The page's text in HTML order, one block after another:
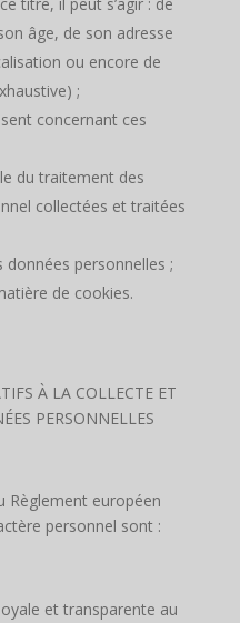
âge, de son adresse
ou encore de
;
concernant ces
du traitement des
collectées et traitées
données personnelles ;
de cookies.
À LA COLLECTE ET
PERSONNELLES
Règlement européen
personnel sont :
et transparente au